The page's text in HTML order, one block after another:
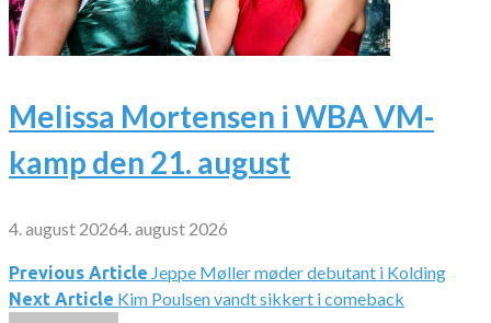
Melissa Mortensen i WBA VM-
kamp den 21. august
4. august 20264. august 2026
Indlægsnavigation
Previous Article Jeppe Møller møder debutant i Kolding
Next Article Kim Poulsen vandt sikkert i comeback